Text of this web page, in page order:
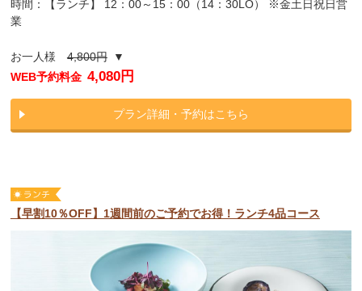
時間：【ランチ】 12：00～15：00（14：30LO） ※金土日祝日営
業
お一人様4,800円▼
WEB予約料金 4,080円
プラン詳細・予約はこちら
【早割10％OFF】1週間前のご予約でお得！ランチ4品コース